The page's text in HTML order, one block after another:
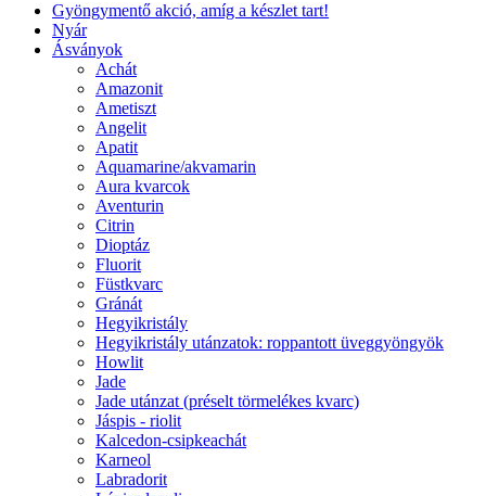
Gyöngymentő akció, amíg a készlet tart!
Nyár
Ásványok
Achát
Amazonit
Ametiszt
Angelit
Apatit
Aquamarine/akvamarin
Aura kvarcok
Aventurin
Citrin
Dioptáz
Fluorit
Füstkvarc
Gránát
Hegyikristály
Hegyikristály utánzatok: roppantott üveggyöngyök
Howlit
Jade
Jade utánzat (préselt törmelékes kvarc)
Jáspis - riolit
Kalcedon-csipkeachát
Karneol
Labradorit